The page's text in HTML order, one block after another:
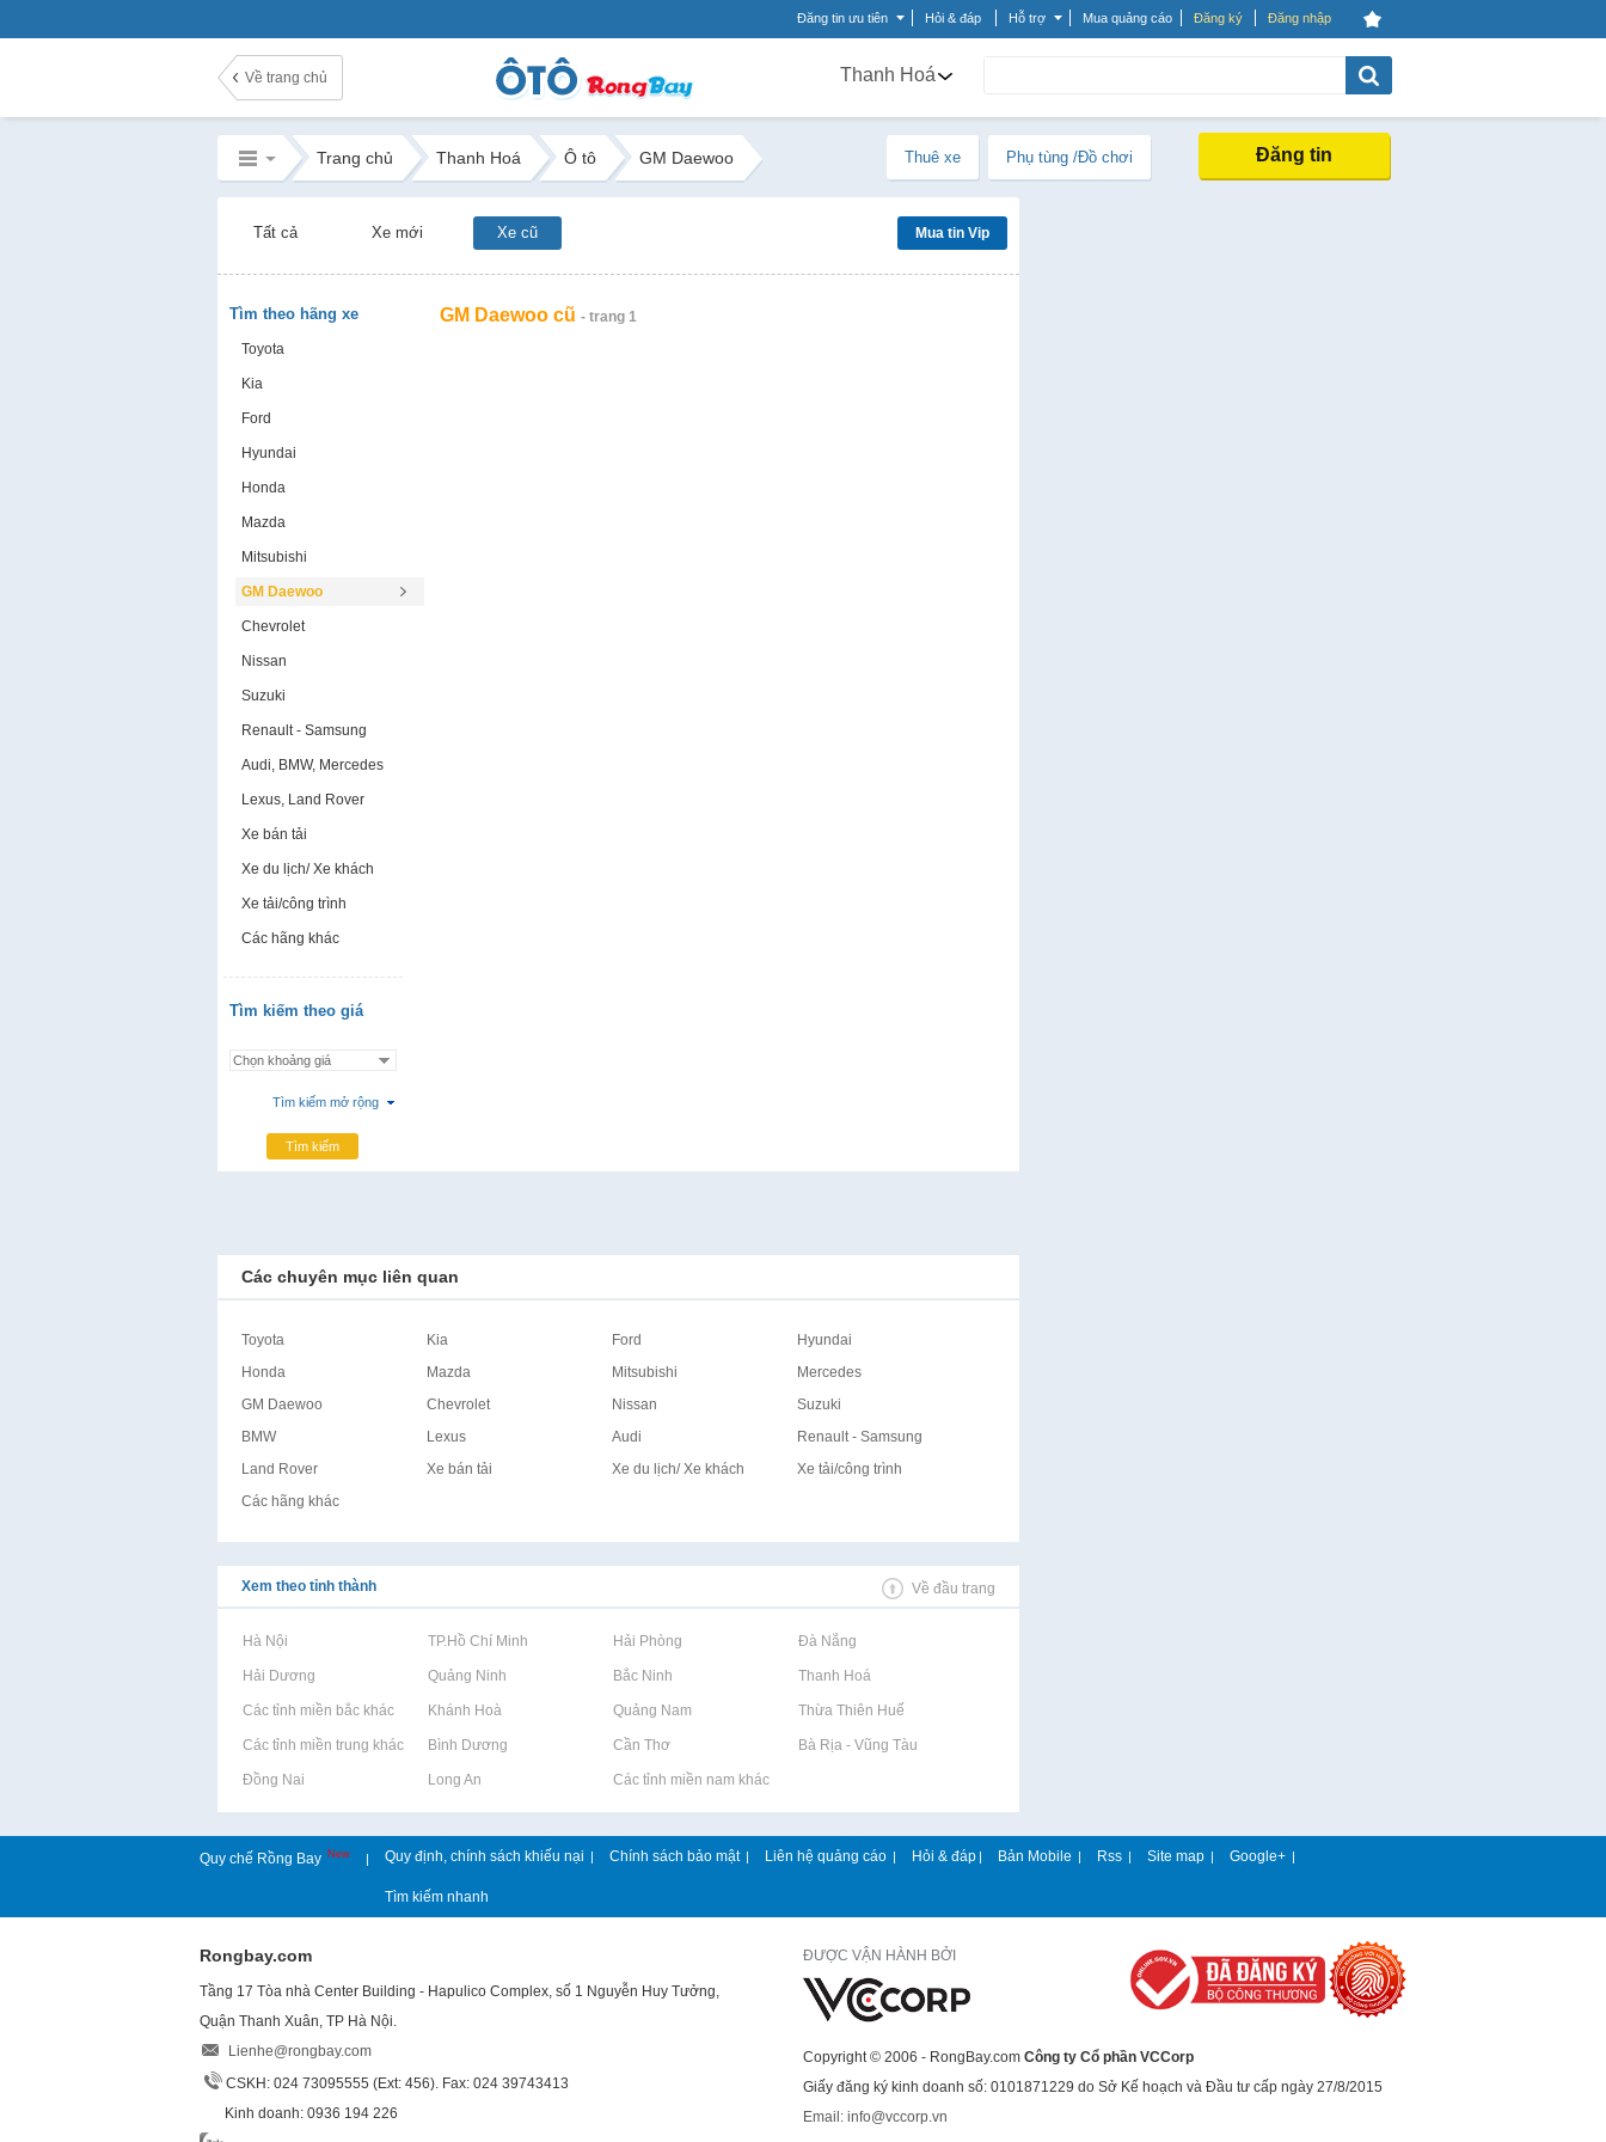
Đăng tin ưu tiên Hỏi & đáp Hỗ trợ Mua quảng cáo Đăng ký Đăng nhập
Về trang chủ Thanh Hoá
Trang chủ Thanh Hoá Ô tô GM Daewoo Thuê xe Phụ tùng /Đồ chơi Đăng tin
Tất cả Xe mới Xe cũ Mua tin Vip
Tìm theo hãng xe
Toyota
Kia
Ford
Hyundai
Honda
Mazda
Mitsubishi
GM Daewoo
Chevrolet
Nissan
Suzuki
Renault - Samsung
Audi, BMW, Mercedes
Lexus, Land Rover
Xe bán tải
Xe du lịch/ Xe khách
Xe tải/công trình
Các hãng khác
Tìm kiếm theo giá
Tìm kiếm mở rộng
Tìm kiếm
GM Daewoo cũ - trang 1
Các chuyên mục liên quan
Toyota Kia Ford
Hyundai
Honda
Mazda Mitsubishi
Mercedes
GM Daewoo
Chevrolet Nissan
Suzuki
BMW
Lexus Audi
Renault - Samsung
Land Rover
Xe bán tải Xe du lịch/ Xe khách
Xe tải/công trình
Các hãng khác
Xem theo tỉnh thành Về đầu trang
Rao vặt tại Hà Nội Rao vặt tại TP.Hồ Chí Minh Rao vặt tại Hải Phòng Rao vặt tại Đà Nẵng
Rao vặt tại Hải Dương Rao vặt tại Quảng Ninh Rao vặt tại Bắc Ninh Rao vặt tại Thanh Hoá
Rao vặt tại Các tỉnh miền bắc khácRao vặt tại Khánh Hoà Rao vặt tại Quảng Nam Rao vặt tại Thừa Thiên Huế
Rao vặt tại Các tỉnh miền trung khácRao vặt tại Bình Dương Rao vặt tại Cần Thơ Rao vặt tại Bà Rịa - Vũng Tàu
Rao vặt tại Đồng Nai Rao vặt tại Long An Rao vặt tại Các tỉnh miền nam khác
Quy chế Rồng Bay New | Quy định, chính sách khiếu nại | Chính sách bảo mật | Liên hệ quảng cáo | Hỏi & đáp | Bản Mobile | Rss | Site map | Google+ |
Tìm kiếm nhanh
Rongbay.com
Tầng 17 Tòa nhà Center Building - Hapulico Complex, số 1 Nguyễn Huy Tưởng,
Quận Thanh Xuân, TP Hà Nội.
Lienhe@rongbay.com
CSKH: 024 73095555 (Ext: 456). Fax: 024 39743413
Kinh doanh: 0936 194 226
ĐƯỢC VẬN HÀNH BỞI
Copyright © 2006 - RongBay.com Công ty Cổ phần VCCorp
Giấy đăng ký kinh doanh số: 0101871229 do Sở Kế hoạch và Đầu tư cấp ngày 27/8/2015
Email: info@vccorp.vn